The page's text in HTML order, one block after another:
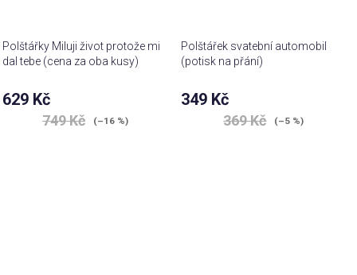
Polštářky Miluji život protože mi
dal tebe (cena za oba kusy)
Průměrné
hodnocení
produktu
629 Kč
749 Kč (–16 %)
Polštářek svatební automobil
(potisk na přání)
349 Kč
369 Kč (–5 %)